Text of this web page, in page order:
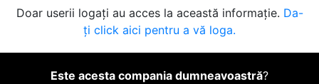
Doar userii logați au acces la această informație. Da-
ți click aici pentru a vă loga.
Este acesta compania dumneavoastră?